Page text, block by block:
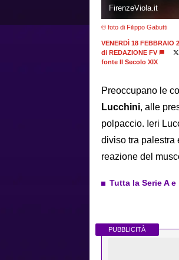
FirenzeViola.it
© foto di Filippo Gabutti
VENERDÌ 18 FEBBRAIO
di REDAZIONE FV
fonte Il Secolo XIX
Preoccupano le
Lucchini, alle
polpaccio. Ieri
diviso tra palestra
reazione del
Tutta la Serie A
PUBBLICITÀ